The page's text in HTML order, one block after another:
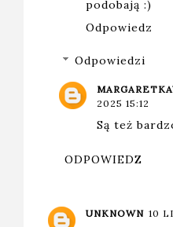
podobają :)
Odpowiedz
Odpowiedzi
2025 15:12
Są też
ODPOWIEDZ
UNKNOWN 10